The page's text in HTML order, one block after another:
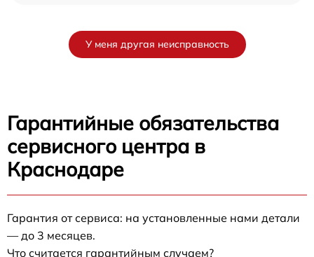
У меня другая неисправность
Гарантийные обязательства
сервисного центра в
Краснодаре
Гарантия от сервиса: на установленные нами детали
— до 3 месяцев.
Что считается гарантийным случаем?